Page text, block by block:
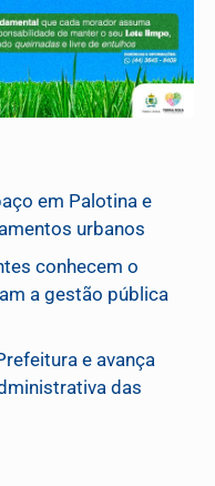
em Palotina e
urbanos
conhecem o
a gestão pública
e avança
das